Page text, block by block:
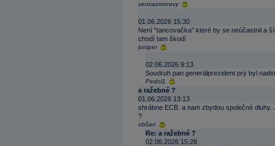
vencazmoravy
01.06.2026 15:30
Není "tancovačka" které by se neúčastnil a
chodí tam škodí
juniper
02.06.2026 9:13
Soudruh pan generálprezident prý byl
Pedol1
a ražebné ?
01.06.2026 13:13
shrábne ECB. a nam zbydou společné
?
občan
Re: a ražebné ?
02.06.2026 15:28